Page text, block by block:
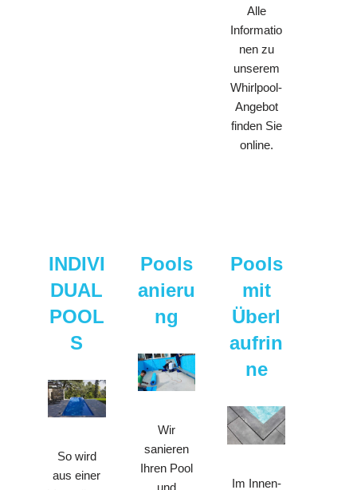
Alle
Informatio
nen zu
unserem
Whirlpool-
Angebot
finden Sie
online.
INDIVI
DUAL
POOL
S
So wird
aus einer
Pools
anieru
ng
Wir
sanieren
Ihren Pool
Pools
mit
Überl
aufrin
ne
Im Innen-